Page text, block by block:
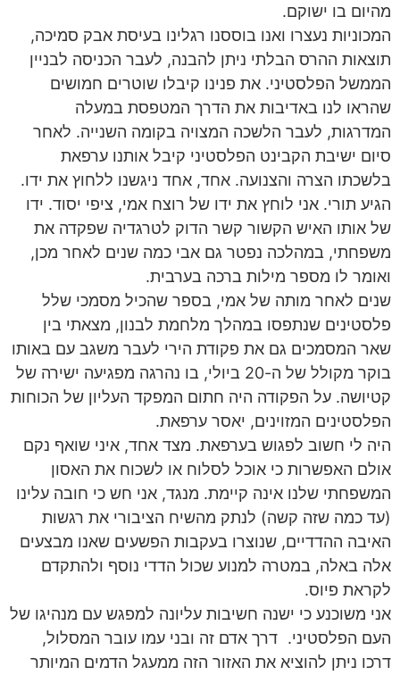
מהיום בו ישוקם.
המכוניות נעצרו ואנו בוססנו רגלינו בעיסת אבק סמיכה,
תוצאות ההרס הבלתי ניתן להבנה, לעבר הכניסה לבניין
הממשל הפלסטיני. את פנינו קיבלו שוטרים חמושים
שהראו לנו באדיבות את הדרך המטפסת במעלה
המדרגות, לעבר הלשכה המצויה בקומה השנייה. לאחר
סיום ישיבת הקבינט הפלסטיני קיבל אותנו ערפאת
בלשכתו הצרה והצנועה. אחד, אחד ניגשנו ללחוץ את ידו.
הגיע תורי. אני לוחץ את ידו של רוצח אמי, ציפי יסוד. ידו
של אותו האיש הקשור קשר הדוק לטרגדיה שפקדה את
משפחתי, במהלכה נפטר גם אבי כמה שנים לאחר מכן,
ואומר לו מספר מילות ברכה בערבית.
שנים לאחר מותה של אמי, בספר שהכיל מסמכי שלל
פלסטינים שנתפסו במהלך מלחמת לבנון, מצאתי בין
שאר המסמכים גם את פקודת הירי לעבר משגב עם באותו
בוקר מקולל של ה-20 ביולי, בו נהרגה מפגיעה ישירה של
קטיושה. על הפקודה היה חתום המפקד העליון של הכוחות
הפלסטינים המזוינים, יאסר ערפאת.
היה לי חשוב לפגוש בערפאת. מצד אחד, איני שואף נקם
אולם האפשרות כי אוכל לסלוח או לשכוח את האסון
המשפחתי שלנו אינה קיימת. מנגד, אני חש כי חובה עלינו
(עד כמה שזה קשה) לנתק מהשיח הציבורי את רגשות
האיבה ההדדיים, שנוצרו בעקבות הפשעים שאנו מבצעים
אלה באלה, במטרה למנוע שכול הדדי נוסף ולהתקדם
לקראת פיוס.
אני משוכנע כי ישנה חשיבות עליונה למפגש עם מנהיגו של
העם הפלסטיני. דרך אדם זה ובני עמו עובר המסלול,
דרכו ניתן להוציא את האזור הזה ממעגל הדמים המיותר